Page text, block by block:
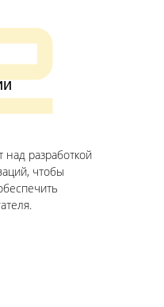
над разработкой
чтобы